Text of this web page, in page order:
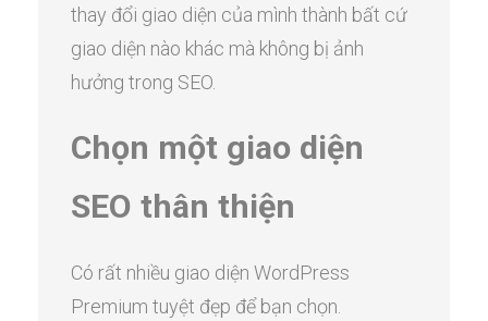
thay đổi giao diện của mình thành bất cứ
giao diện nào khác mà không bị ảnh
hưởng trong SEO.
Chọn một giao diện
SEO thân thiện
Có rất nhiều giao diện WordPress
Premium tuyệt đẹp để bạn chọn.